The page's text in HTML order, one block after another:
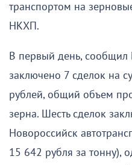
транспортом на
НКХП.
В первый день, сообщил
заключено 7 сделок на
рублей, общий объем
зерна. Шесть сделок
Новороссийск
15 642 рубля за тонну),